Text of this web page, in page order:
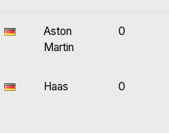
Aston
Martin
0
Haas 0